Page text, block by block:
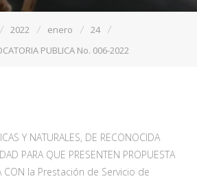
2022 enero
24
PUBLICA No. 006-2022
Y NATURALES, DE RECONOCIDA
PARA QUE PRESENTEN PROPUESTA
CON la Prestación de Servicio de